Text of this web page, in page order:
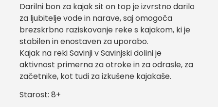
Darilni bon za kajak sit on top je izvrstno darilo
za ljubitelje vode in narave, saj omogoča
brezskrbno raziskovanje reke s kajakom, ki je
stabilen in enostaven za uporabo.
Kajak na reki Savinji v Savinjski dolini je
aktivnost primerna za otroke in za odrasle, za
začetnike, kot tudi za izkušene kajakaše.
Starost: 8+